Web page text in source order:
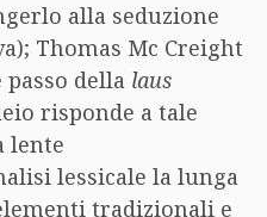
alla seduzione
Thomas Mc Creight
della laus
risponde a tale
lente
lessicale la lunga
tradizionali e